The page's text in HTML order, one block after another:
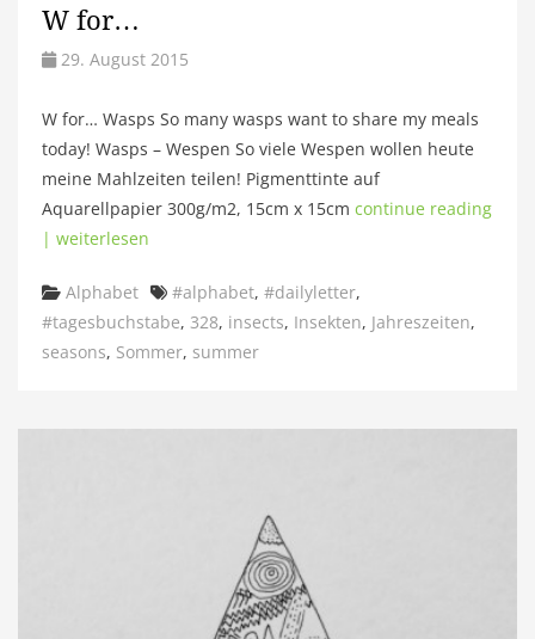
W for…
29. August 2015
W for… Wasps So many wasps want to share my meals
today! Wasps – Wespen So viele Wespen wollen heute
meine Mahlzeiten teilen! Pigmenttinte auf
Aquarellpapier 300g/m2, 15cm x 15cm continue reading
| weiterlesen
Categories
Alphabet Tags
#alphabet, #dailyletter,
#tagesbuchstabe, 328, insects, Insekten, Jahreszeiten,
seasons, Sommer, summer